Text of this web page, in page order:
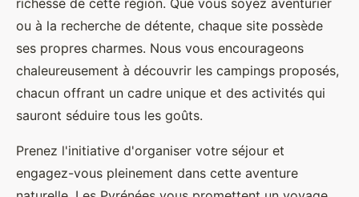
richesse de cette région. Que vous soyez aventurier
ou à la recherche de détente, chaque site possède
ses propres charmes. Nous vous encourageons
chaleureusement à découvrir les campings proposés,
chacun offrant un cadre unique et des activités qui
sauront séduire tous les goûts.
Prenez l'initiative d'organiser votre séjour et
engagez-vous pleinement dans cette aventure